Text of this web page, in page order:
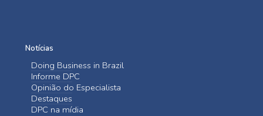
Notícias
Doing Business in Brazil
Informe DPC
Opinião do Especialista
Destaques
DPC na mídia